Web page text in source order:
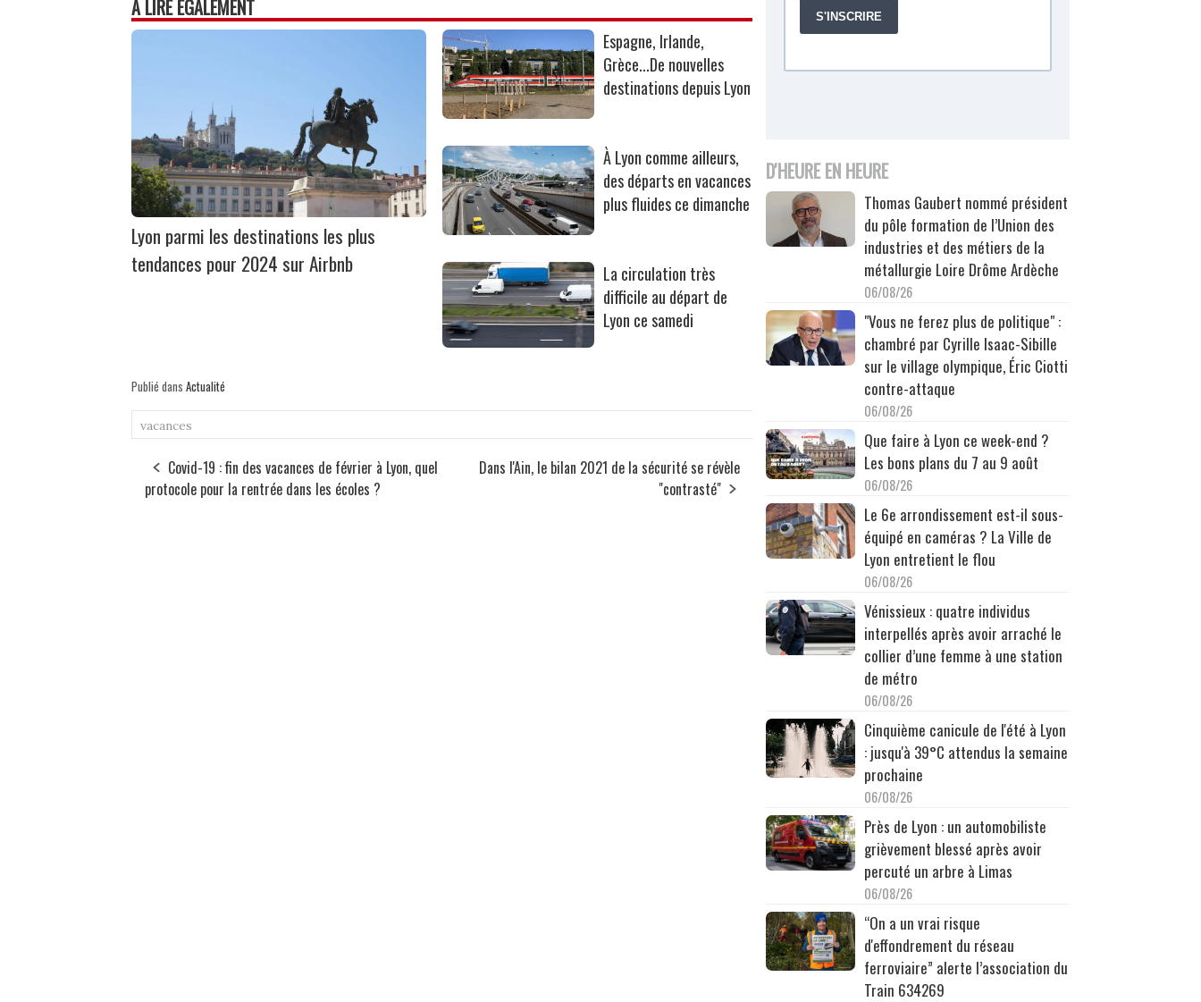
À LIRE ÉGALEMENT
Lyon parmi les destinations les plus
tendances pour 2024 sur Airbnb
Espagne, Irlande,
Grèce...De nouvelles
destinations depuis Lyon
À Lyon comme ailleurs,
des départs en vacances
plus fluides ce dimanche
La circulation très
difficile au départ de
Lyon ce samedi
Publié dans Actualité
vacances
Covid-19 : fin des vacances de février à Lyon, quel
protocole pour la rentrée dans les écoles ?
Dans l'Ain, le bilan 2021 de la sécurité se révèle
"contrasté"
D'HEURE EN HEURE
Thomas Gaubert nommé président
du pôle formation de l’Union des
industries et des métiers de la
métallurgie Loire Drôme Ardèche
06/08/26
"Vous ne ferez plus de politique" :
chambré par Cyrille Isaac-Sibille
sur le village olympique, Éric Ciotti
contre-attaque
06/08/26
Que faire à Lyon ce week-end ?
Les bons plans du 7 au 9 août
06/08/26
Le 6e arrondissement est-il sous-
équipé en caméras ? La Ville de
Lyon entretient le flou
06/08/26
Vénissieux : quatre individus
interpellés après avoir arraché le
collier d’une femme à une station
de métro
06/08/26
Cinquième canicule de l'été à Lyon
: jusqu'à 39°C attendus la semaine
prochaine
06/08/26
Près de Lyon : un automobiliste
grièvement blessé après avoir
percuté un arbre à Limas
06/08/26
“On a un vrai risque
d'effondrement du réseau
ferroviaire” alerte l’association du
Train 634269